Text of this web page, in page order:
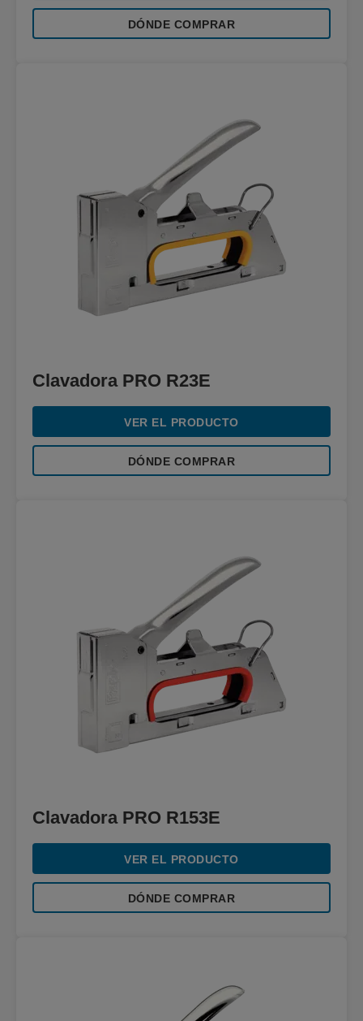
DÓNDE COMPRAR
Clavadora PRO R23E
VER EL PRODUCTO
DÓNDE COMPRAR
Clavadora PRO R153E
VER EL PRODUCTO
DÓNDE COMPRAR